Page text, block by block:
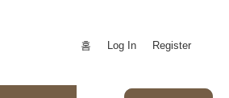
홈 Log In Register